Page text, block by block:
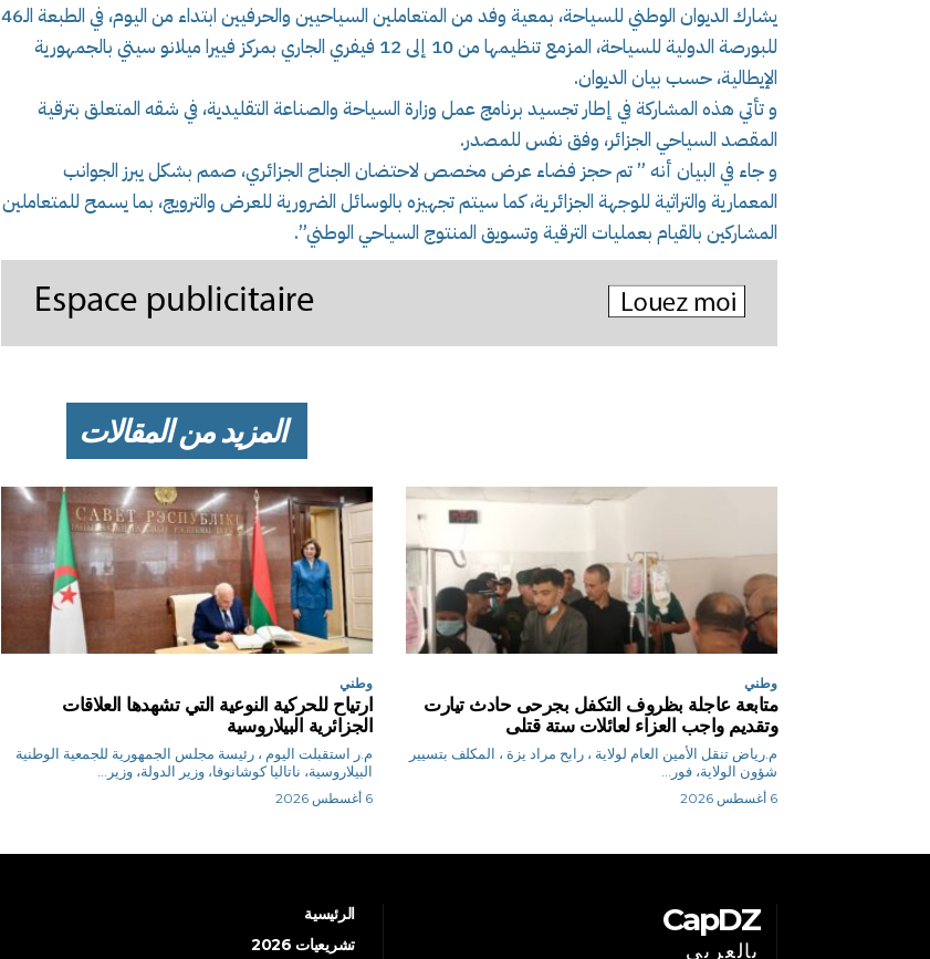
يشارك الديوان الوطني للسياحة، بمعية وفد من المتعاملين السياحيين والحرفيين ابتداء من اليوم، في الطبعة الـ46
للبورصة الدولية للسياحة، المزمع تنظيمها من 10 إلى 12 فيفري الجاري بمركز فييرا ميلانو سيتي بالجمهورية
الإيطالية، حسب بيان الديوان.
و تأتي هذه المشاركة في إطار تجسيد برنامج عمل وزارة السياحة والصناعة التقليدية، في شقه المتعلق بترقية
المقصد السياحي الجزائر، وفق نفس للمصدر.
و جاء في البيان أنه ” تم حجز فضاء عرض مخصص لاحتضان الجناح الجزائري، صمم بشكل يبرز الجوانب
المعمارية والتراثية للوجهة الجزائرية، كما سيتم تجهيزه بالوسائل الضرورية للعرض والترويج، بما يسمح للمتعاملين
المشاركين بالقيام بعمليات الترقية وتسويق المنتوج السياحي الوطني”.
المزيد من المقالات
وطني
متابعة عاجلة بظروف التكفل بجرحى حادث تيارت
وتقديم واجب العزاء لعائلات ستة قتلى
م.رياض تنقل الأمين العام لولاية ، رابح مراد يزة ، المكلف بتسيير
شؤون الولاية، فور...
6 أغسطس 2026
وطني
ارتياح للحركية النوعية التي تشهدها العلاقات
الجزائرية البيلاروسية
م.ر استقبلت اليوم ، رئيسة مجلس الجمهورية للجمعية الوطنية
البيلاروسية، ناتاليا كوشانوفا، وزير الدولة، وزير...
6 أغسطس 2026
CapDZ
بالعربي
الرئيسية
تشريعيات 2026